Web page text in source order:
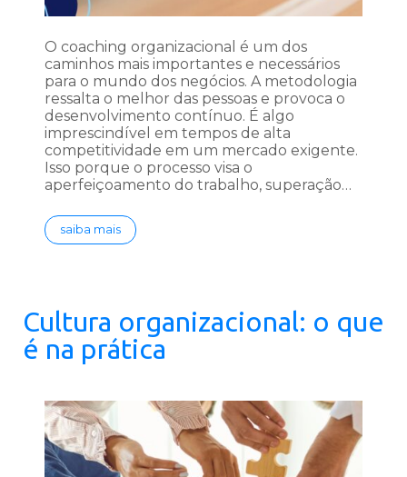
O coaching organizacional é um dos
caminhos mais importantes e necessários
para o mundo dos negócios. A metodologia
ressalta o melhor das pessoas e provoca o
desenvolvimento contínuo. É algo
imprescindível em tempos de alta
competitividade em um mercado exigente.
Isso porque o processo visa o
aperfeiçoamento do trabalho, superação…
saiba mais
Cultura organizacional: o que
é na prática